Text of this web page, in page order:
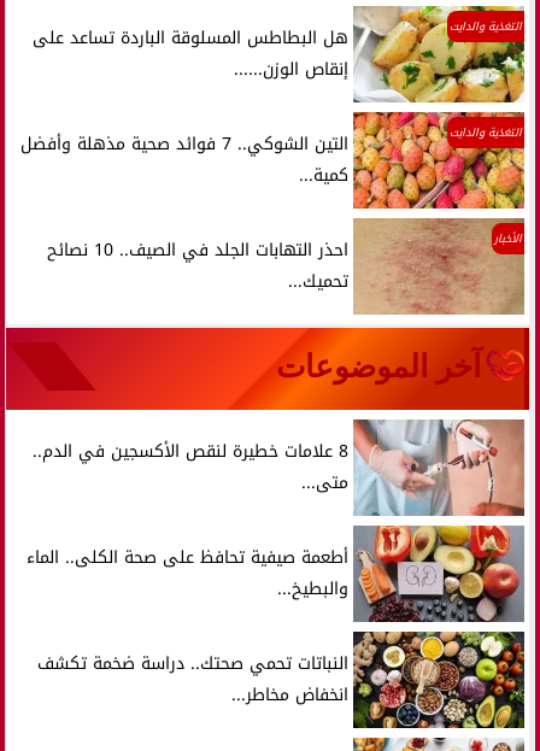
التغذية والدايت
هل البطاطس المسلوقة الباردة تساعد على
إنقاص الوزن......
التغذية والدايت
التين الشوكي.. 7 فوائد صحية مذهلة وأفضل
كمية...
الأخبار
احذر التهابات الجلد في الصيف.. 10 نصائح
تحميك...
آخر الموضوعات
8 علامات خطيرة لنقص الأكسجين في الدم..
متى...
أطعمة صيفية تحافظ على صحة الكلى.. الماء
والبطيخ...
النباتات تحمي صحتك.. دراسة ضخمة تكشف
انخفاض مخاطر...